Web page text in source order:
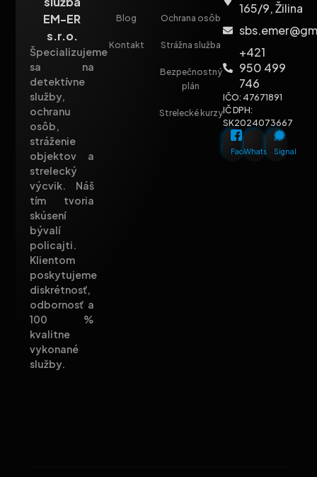
EM-ER
s.r.o.
Špecializujeme
sa na
detektívne
služby,
ochranu
osôb,
stráženie
objektov a
strelecký
výcvik. Náš
tím tvoria
skúsení
bývalí
policajti.
Klientom
poskytujeme
diskrétnosť,
odbornosť a
100 %
kvalitne
vykonané
služby.
Blog
Kontakt
Ochrana osôb
Strážna služba
Bezpečnostný
plán
Strelecké kurzy
165/9, Žilina
+421
950 499
746
IČO: 47671891
IČ DPH:
SK2024073667
Facebook
WhatsappSignal